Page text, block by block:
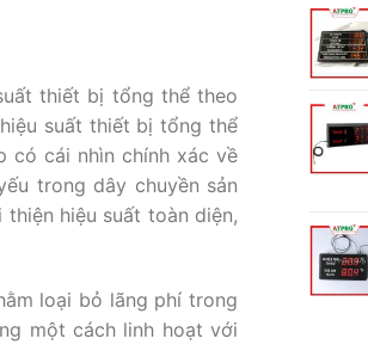
thiết bị tổng thể theo
suất thiết bị tổng thể
có cái nhìn chính xác về
trong dây chuyền sản
hiệu suất toàn diện,
loại bỏ lãng phí trong
một cách linh hoạt với